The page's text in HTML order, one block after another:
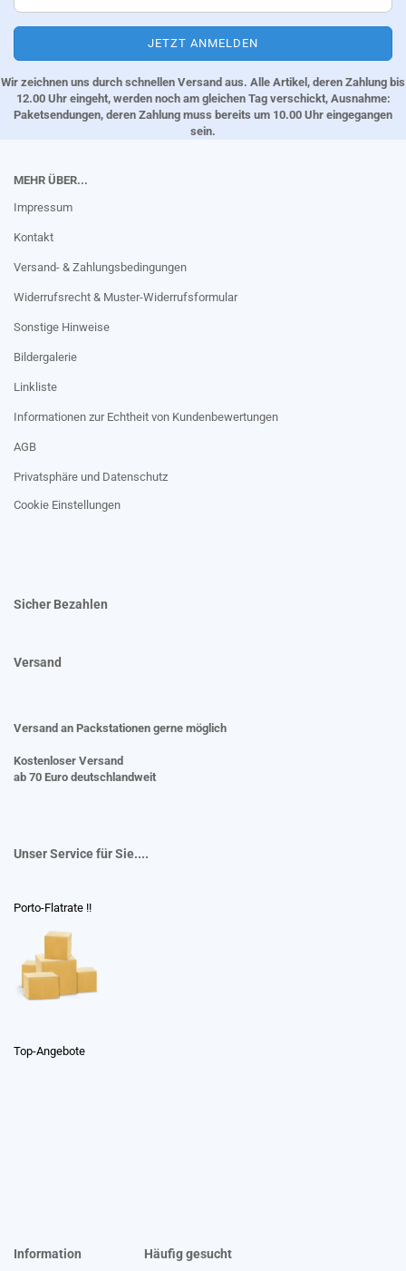
Wir zeichnen uns durch schnellen Versand aus. Alle Artikel, deren Zahlung bis
12.00 Uhr eingeht, werden noch am gleichen Tag verschickt, Ausnahme:
Paketsendungen, deren Zahlung muss bereits um 10.00 Uhr eingegangen
sein.
MEHR ÜBER...
Impressum
Kontakt
Versand- & Zahlungsbedingungen
Widerrufsrecht & Muster-Widerrufsformular
Sonstige Hinweise
Bildergalerie
Linkliste
Informationen zur Echtheit von Kundenbewertungen
AGB
Privatsphäre und Datenschutz
Cookie Einstellungen
Sicher Bezahlen
Versand
Versand an Packstationen gerne möglich
Kostenloser Versand
ab 70 Euro deutschlandweit
Unser Service für Sie....
Porto-Flatrate !!
Top-Angebote
Information Häufig gesucht